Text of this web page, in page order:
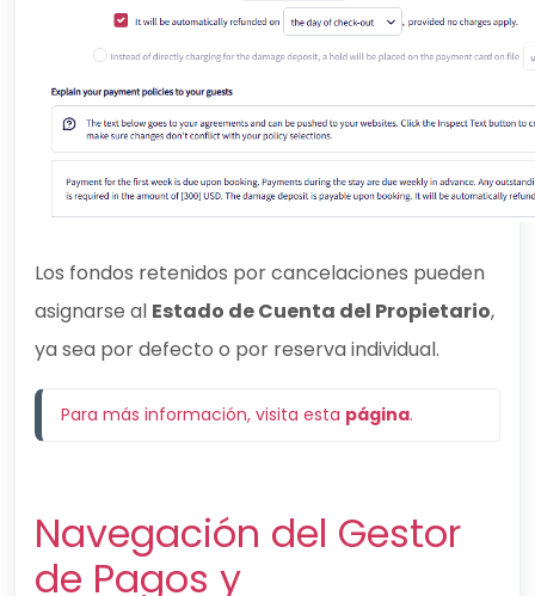
Los fondos retenidos por cancelaciones pueden
asignarse al Estado de Cuenta del Propietario,
ya sea por defecto o por reserva individual.
Para más información, visita esta página.
Navegación del Gestor
de Pagos y